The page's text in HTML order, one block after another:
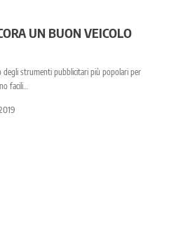
UN BUON VEICOLO
strumenti pubblicitari più popolari per
facili…